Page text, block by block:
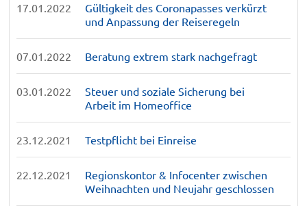
17.01.2022
Gültigkeit des Coronapasses verkürzt
und Anpassung der Reiseregeln
07.01.2022 Beratung extrem stark nachgefragt
03.01.2022
Steuer und soziale Sicherung bei
Arbeit im Homeoffice
23.12.2021 Testpflicht bei Einreise
22.12.2021
Regionskontor & Infocenter zwischen
Weihnachten und Neujahr geschlossen